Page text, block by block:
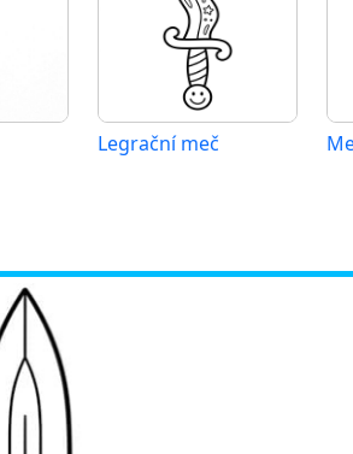
Legrační meč